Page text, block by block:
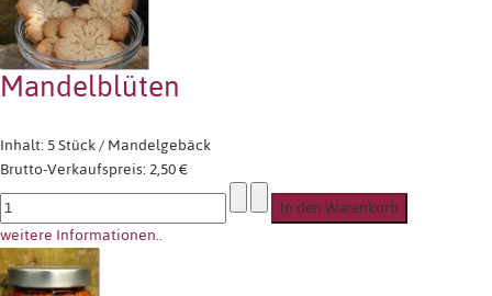
Mandelblüten
Inhalt: 5 Stück / Mandelgebäck
Brutto-Verkaufspreis:2,50 €
weitere Informationen..